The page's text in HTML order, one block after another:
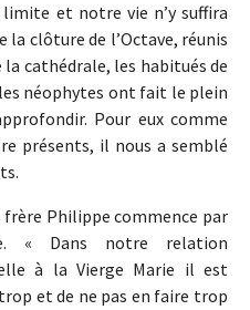
et notre vie n’y suffira
la clôture de l’Octave, réunis
cathédrale, les habitués de
néophytes ont fait le plein
Pour eux comme
présents, il nous a semblé
Philippe commence par
« Dans notre relation
à la Vierge Marie il est
et de ne pas en faire trop